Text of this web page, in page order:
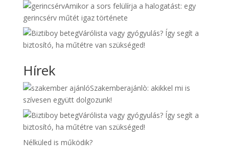
Amikor a sors felülírja a halogatást: egy
gerincsérv műtét igaz története
Várólista vagy gyógyulás? Így segít a
biztosító, ha műtétre van szükséged!
Hírek
Szakemberajánlò: akikkel mi is
szívesen együtt dolgozunk!
Várólista vagy gyógyulás? Így segít a
biztosító, ha műtétre van szükséged!
Nélküled is működik?